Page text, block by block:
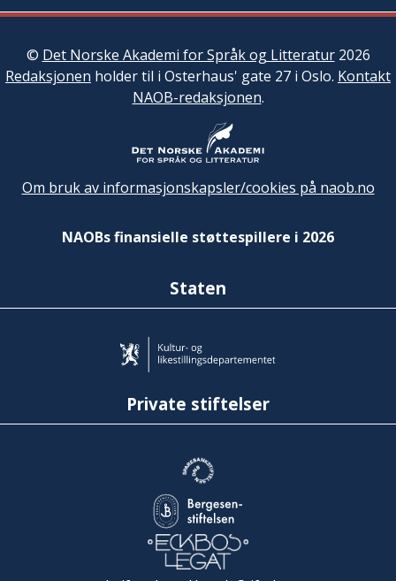
© Det Norske Akademi for Språk og Litteratur2026
Redaksjonen holder til i Osterhaus' gate 27 i Oslo. Kontakt
NAOB-redaksjonen.
Om bruk av informasjonskapsler/cookies på naob.no
NAOBs finansielle støttespillere i 2026
Staten
Private stiftelser